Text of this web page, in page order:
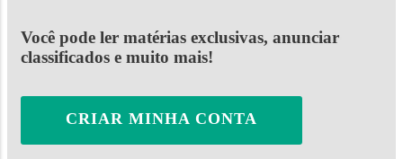
Você pode ler matérias exclusivas, anunciar
classificados e muito mais!
CRIAR MINHA CONTA